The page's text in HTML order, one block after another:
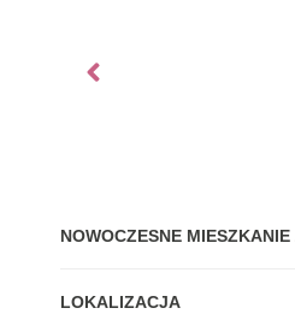
NOWOCZESNE
LOKALIZACJA